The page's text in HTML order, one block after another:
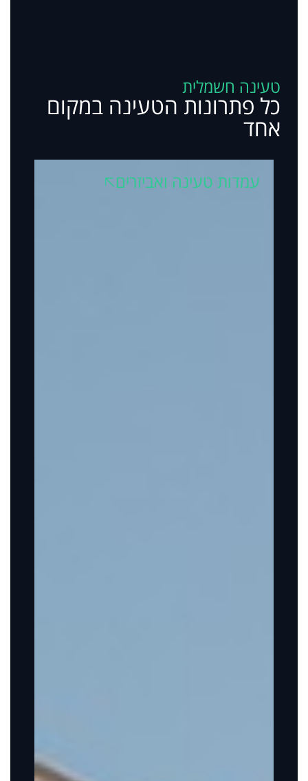
טעינה חשמלית
כל פתרונות הטעינה במקום
אחד
עמדות טעינה ואביזרים